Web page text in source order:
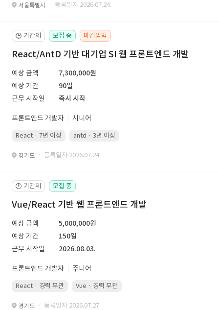
서울특별시 · 등록일자 2026.07.24.
🕒 기간제 모집 중 마감임박
React/AntD 기반 대기업 SI 웹 프론트엔드 개발
예상 금액
7,300,000원
예상 기간
90일
근무 시작일
즉시 시작
프론트엔드 개발자 시니어
React · 7년 이상 antd · 3년 이상
경기도 · 등록일자 2026.07.24.
🕒 기간제 모집 중
Vue/React 기반 웹 프론트엔드 개발
예상 금액
5,000,000원
예상 기간
150일
근무 시작일
2026.08.03.
프론트엔드 개발자 주니어
React · 경력 무관 Vue · 경력 무관
경기도 · 등록일자 2026.07.27.